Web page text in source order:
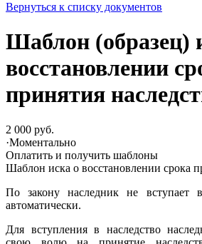
Вернуться к списку документов
Шаблон (образец)
восстановлении
принятия
2 000 руб.
·Моментально
Оплатить и получить шаблоны
Шаблон иска о восстановлении срока
По закону наследник не вступает
автоматически.
Для вступления в наследство